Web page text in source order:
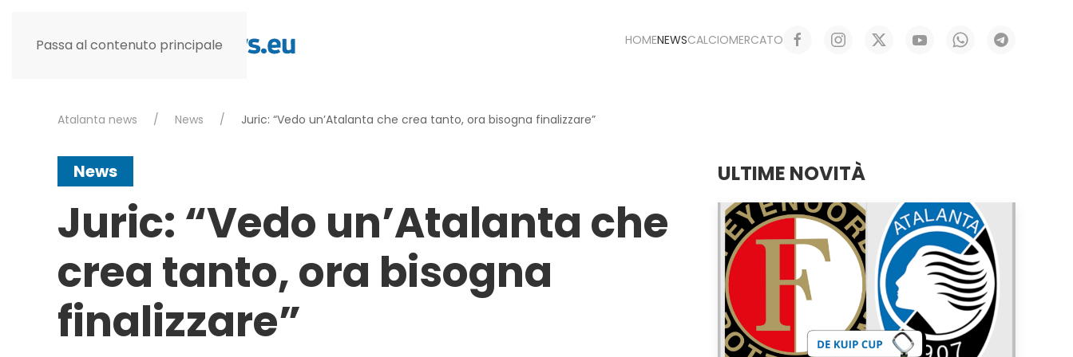
Passa al contenuto principale HOMENEWSCALCIOMERCATO
Atalanta news News Juric: “Vedo un’Atalanta che crea tanto, ora bisogna finalizzare”
News
Juric: “Vedo un’Atalanta che
crea tanto, ora bisogna
finalizzare”
ULTIME NOVITÀ